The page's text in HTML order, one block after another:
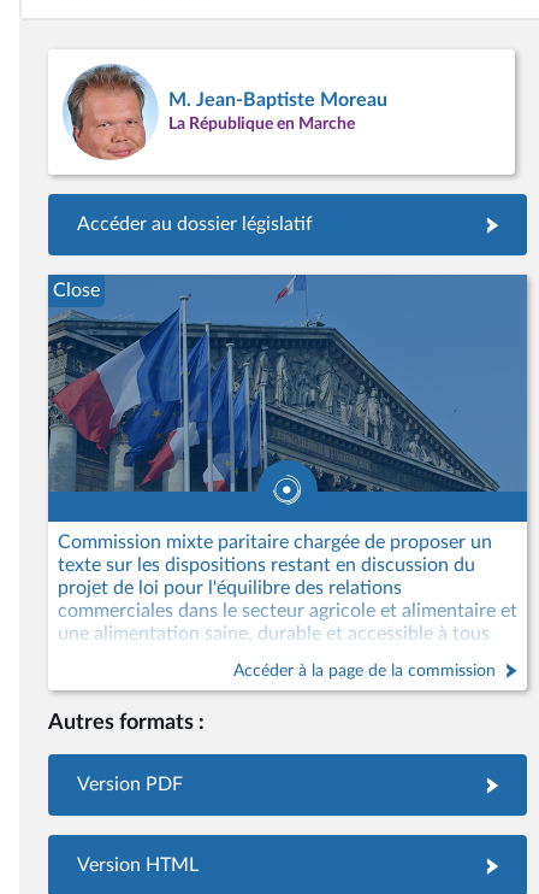
M. Jean-Baptiste Moreau
La République en Marche
Accéder au dossier législatif
Commission mixte paritaire chargée de proposer un
texte sur les dispositions restant en discussion du
projet de loi pour l'équilibre des relations
commerciales dans le secteur agricole et alimentaire et
une alimentation saine, durable et accessible à tous
Accéder à la page de la commission
Close
Autres formats :
Version PDF
Version HTML